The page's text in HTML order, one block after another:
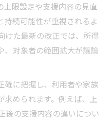
上限設定や支援内容の見直
持続可能性が重視されるよ
けた最新の改正では、所得
、対象者の範囲拡大が議論
確に把握し、利用者や家族
求められます。例えば、上
後の支援内容の違いについ